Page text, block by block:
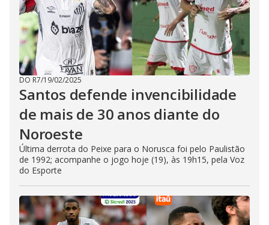
DO R7/19/02/2025
Santos defende invencibilidade
de mais de 30 anos diante do
Noroeste
Última derrota do Peixe para o Norusca foi pelo Paulistão
de 1992; acompanhe o jogo hoje (19), às 19h15, pela Voz
do Esporte